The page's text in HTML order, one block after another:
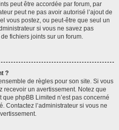
peut être accordée par forum, par
peut ne pas avoir autorisé l’ajout de
vous postez, ou peut-être que seul un
si vous ne savez pas
fichiers joints sur un forum.
?
de règles pour son site. Si vous
recevoir un avertissement. Notez que
que phpBB Limited n’est pas concerné
Contactez l’administrateur si vous ne